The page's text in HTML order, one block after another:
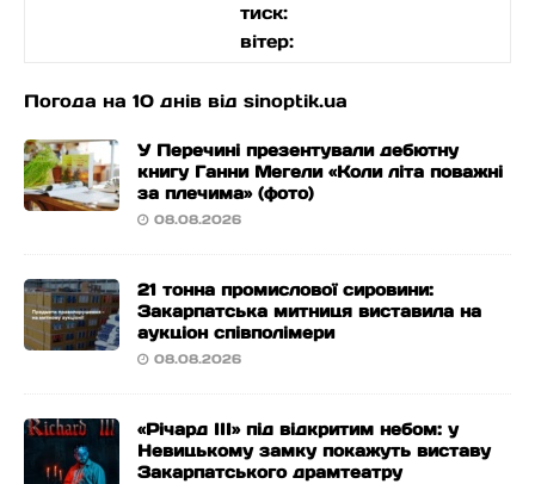
тиск:
вітер:
Погода на 10 днів від sinoptik.ua
У Перечині презентували дебютну
книгу Ганни Мегели «Коли літа поважні
за плечима» (фото)
08.08.2026
21 тонна промислової сировини:
Закарпатська митниця виставила на
аукціон співполімери
08.08.2026
«Річард ІІІ» під відкритим небом: у
Невицькому замку покажуть виставу
Закарпатського драмтеатру